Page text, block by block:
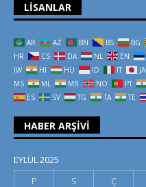
LISANLAR
AR AZ BN BS BG
HR
CS DA NL EN
IW
HI HU ID IT JA
MS
ML MR NO PT
ES
SV TG TA TE
HABER ARŞIVI
EYLÜL 2025
P
S Ç